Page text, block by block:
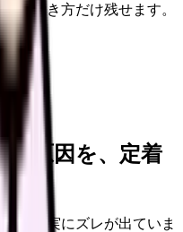
る働き方だけ残せます。
う原因を、定着
の現実にズレが出ていま